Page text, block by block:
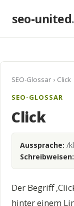
seo-united
SEO-Glossar › Click
SEO-GLOSSAR
Click
Aussprache: /
Schreibweisen:
Der Begriff
hinter einem